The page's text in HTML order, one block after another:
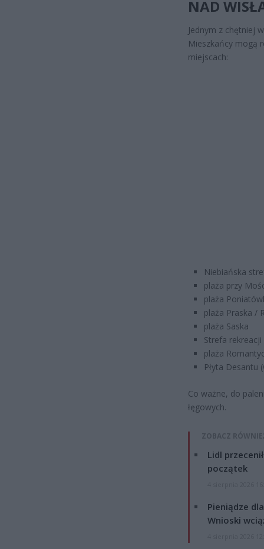
NAD
Jednym z chętniej
Mieszkańcy mogą
miejscach:
Niebiańska
plaża przy
plaża
plaża Praska /
plaża Saska
Strefa
plaża
Płyta Desantu
Co ważne, do
łęgowych.
ZOBACZ
Lidl
początek
Pieniądze
Wnioski